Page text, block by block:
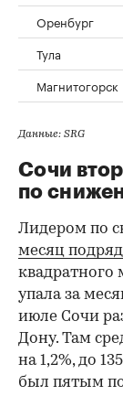
Оренбург
Тула
Магнитогорск
Данные: SRG
Сочи
по
Лидером по
месяц
квадратного
упала за
июле Сочи
Дону. Там
на 1,2%, до
был пятым